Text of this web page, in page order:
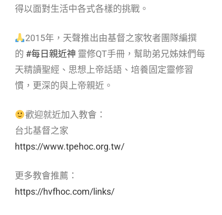
得以面對生活中各式各樣的挑戰。
2015年，天聲推出由基督之家牧者團隊編撰
的 #每日親近神 靈修QT手冊，幫助弟兄姊妹們每
天精讀聖經、思想上帝話語、培養固定靈修習
慣，更深的與上帝親近。
歡迎就近加入教會：
台北基督之家
https://www.tpehoc.org.tw/
更多教會推薦：
https://hvfhoc.com/links/